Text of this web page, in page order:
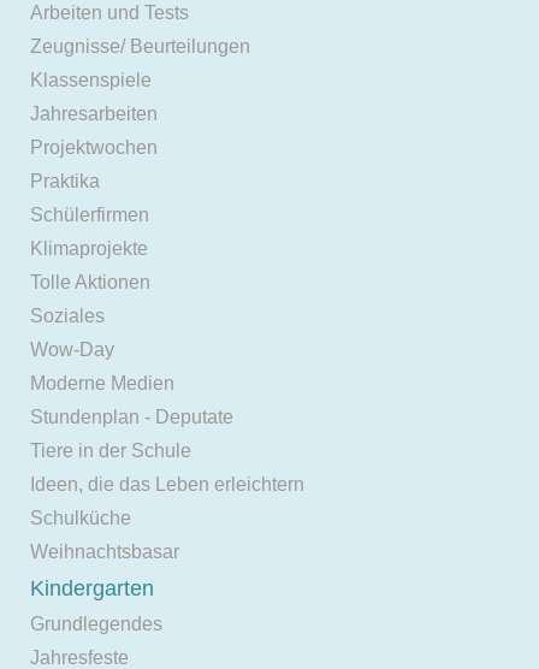
Arbeiten und Tests
Zeugnisse/ Beurteilungen
Klassenspiele
Jahresarbeiten
Projektwochen
Praktika
Schülerfirmen
Klimaprojekte
Tolle Aktionen
Soziales
Wow-Day
Moderne Medien
Stundenplan - Deputate
Tiere in der Schule
Ideen, die das Leben erleichtern
Schulküche
Weihnachtsbasar
Kindergarten
Grundlegendes
Jahresfeste